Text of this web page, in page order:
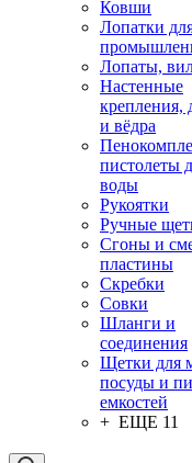
Ковши
Лопатки
Лопаты,
Настенные
крепления,
и вёдра
пистолеты
воды
Рукоятки
Ручные
Сгоны и
пластины
Скребки
Совки
Шланги и
соединения
Щетки для
посуды и
емкостей
+ ЕЩЕ 11